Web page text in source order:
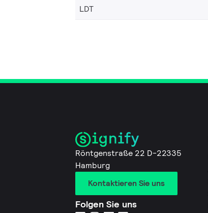
LDT
Röntgenstraße 22 D-22335
Hamburg
Kontaktieren Sie uns
Folgen Sie uns